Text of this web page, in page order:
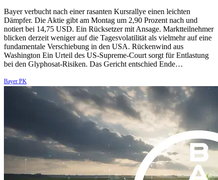
Bayer verbucht nach einer rasanten Kursrallye einen leichten
Dämpfer. Die Aktie gibt am Montag um 2,90 Prozent nach und
notiert bei 14,75 USD. Ein Rücksetzer mit Ansage. Marktteilnehmer
blicken derzeit weniger auf die Tagesvolatilität als vielmehr auf eine
fundamentale Verschiebung in den USA. Rückenwind aus
Washington Ein Urteil des US-Supreme-Court sorgt für Entlastung
bei den Glyphosat-Risiken. Das Gericht entschied Ende…
Bayer PK